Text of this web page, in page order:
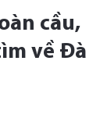
cầu,
về Đà